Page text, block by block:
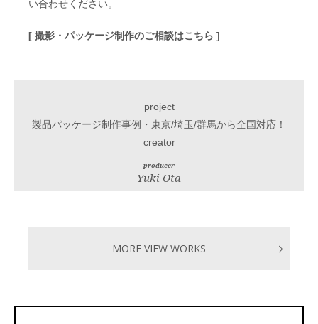
い合わせください。
[ 撮影・パッケージ制作のご相談はこちら ]
project
製品パッケージ制作事例・東京/埼玉/群馬から全国対応！
creator
producer
Yuki Ota
MORE VIEW WORKS